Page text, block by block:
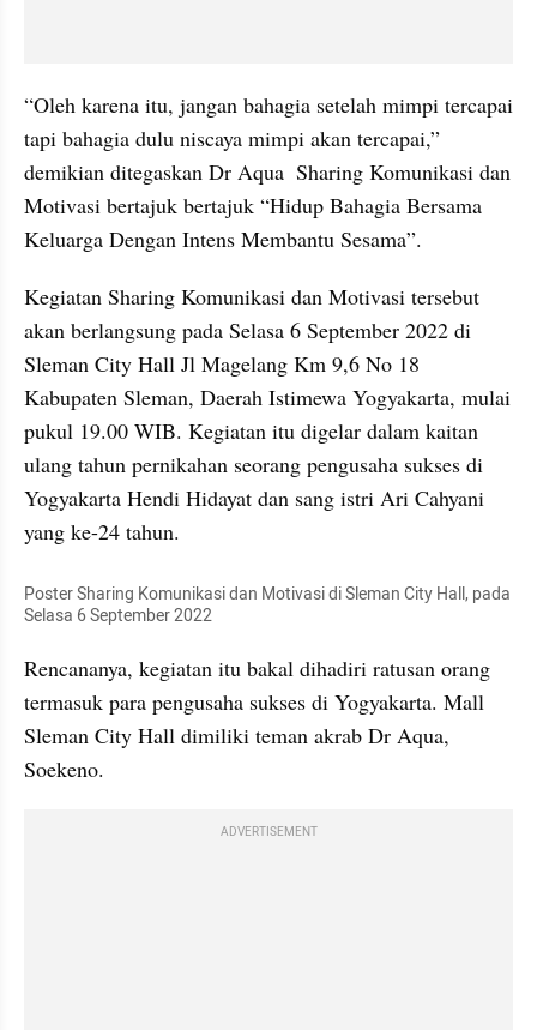
“Oleh karena itu, jangan bahagia setelah mimpi tercapai
tapi bahagia dulu niscaya mimpi akan tercapai,”
demikian ditegaskan Dr Aqua  Sharing Komunikasi dan
Motivasi bertajuk bertajuk “Hidup Bahagia Bersama
Keluarga Dengan Intens Membantu Sesama”.
Kegiatan Sharing Komunikasi dan Motivasi tersebut
akan berlangsung pada Selasa 6 September 2022 di
Sleman City Hall Jl Magelang Km 9,6 No 18
Kabupaten Sleman, Daerah Istimewa Yogyakarta, mulai
pukul 19.00 WIB. Kegiatan itu digelar dalam kaitan
ulang tahun pernikahan seorang pengusaha sukses di
Yogyakarta Hendi Hidayat dan sang istri Ari Cahyani
yang ke-24 tahun.
Poster Sharing Komunikasi dan Motivasi di Sleman City Hall, pada
Selasa 6 September 2022
Rencananya, kegiatan itu bakal dihadiri ratusan orang
termasuk para pengusaha sukses di Yogyakarta. Mall
Sleman City Hall dimiliki teman akrab Dr Aqua,
Soekeno.
ADVERTISEMENT